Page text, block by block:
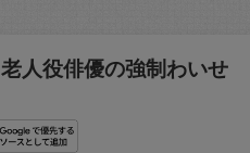
人役俳優の強制わいせ